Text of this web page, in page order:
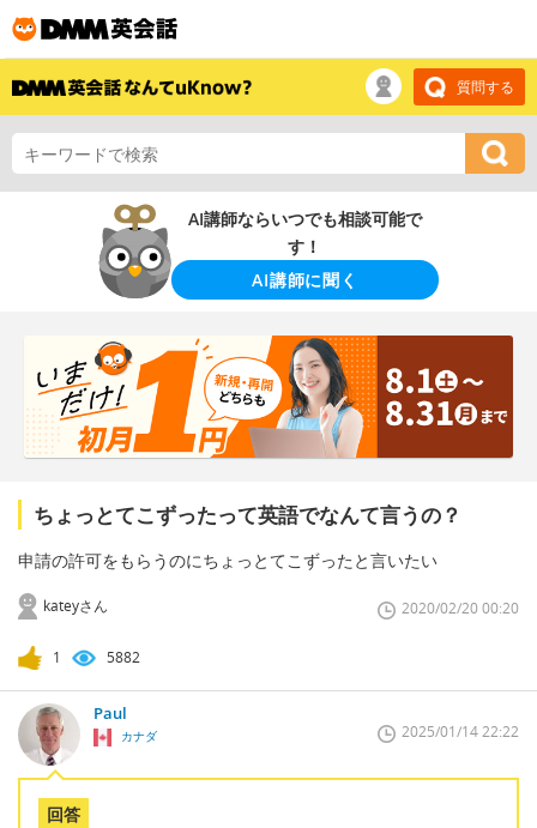
質問する
AI講師ならいつでも相談可能で
す！
AI講師に聞く
ちょっとてこずったって英語でなんて言うの？
申請の許可をもらうのにちょっとてこずったと言いたい
kateyさん 2020/02/20 00:20
1 5882
Paul
カナダ 2025/01/14 22:22
回答